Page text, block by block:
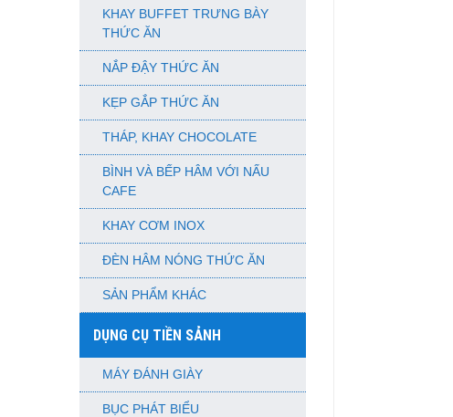
KHAY BUFFET TRƯNG BÀY
THỨC ĂN
NẮP ĐẬY THỨC ĂN
KẸP GẮP THỨC ĂN
THÁP, KHAY CHOCOLATE
BÌNH VÀ BẾP HÂM VỚI NẤU
CAFE
KHAY CƠM INOX
ĐÈN HÂM NÓNG THỨC ĂN
SẢN PHẨM KHÁC
DỤNG CỤ TIỀN SẢNH
MÁY ĐÁNH GIÀY
BỤC PHÁT BIỂU